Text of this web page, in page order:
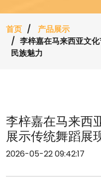
首页
产品展示
李梓嘉在马来西亚文
民族魅力
李梓嘉在马来西
展示传统舞蹈展
2026-05-22 09:42:17